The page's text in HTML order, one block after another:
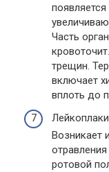
Часть
трещин.
включает
вплоть до
Возникает
ротовой